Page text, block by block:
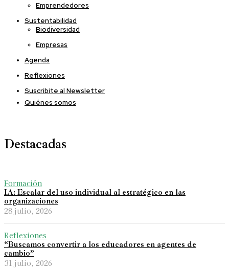
Emprendedores
Sustentabilidad
Biodiversidad
Empresas
Agenda
Reflexiones
Suscribite al Newsletter
Quiénes somos
Destacadas
Formación
IA: Escalar del uso individual al estratégico en las
organizaciones
28 julio, 2026
Reflexiones
“Buscamos convertir a los educadores en agentes de
cambio”
31 julio, 2026